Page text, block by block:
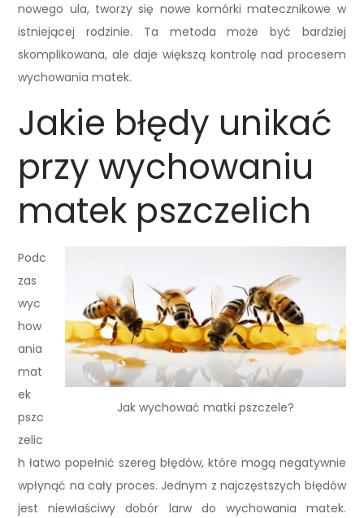
nowego ula, tworzy się nowe komórki matecznikowe w
istniejącej rodzinie. Ta metoda może być bardziej
skomplikowana, ale daje większą kontrolę nad procesem
wychowania matek.
Jakie błędy unikać
przy wychowaniu
matek pszczelich
Jak wychować matki pszczele?
Podc
zas
wyc
how
ania
mat
ek
pszc
zelic
h łatwo popełnić szereg błędów, które mogą negatywnie
wpłynąć na cały proces. Jednym z najczęstszych błędów
jest niewłaściwy dobór larw do wychowania matek.